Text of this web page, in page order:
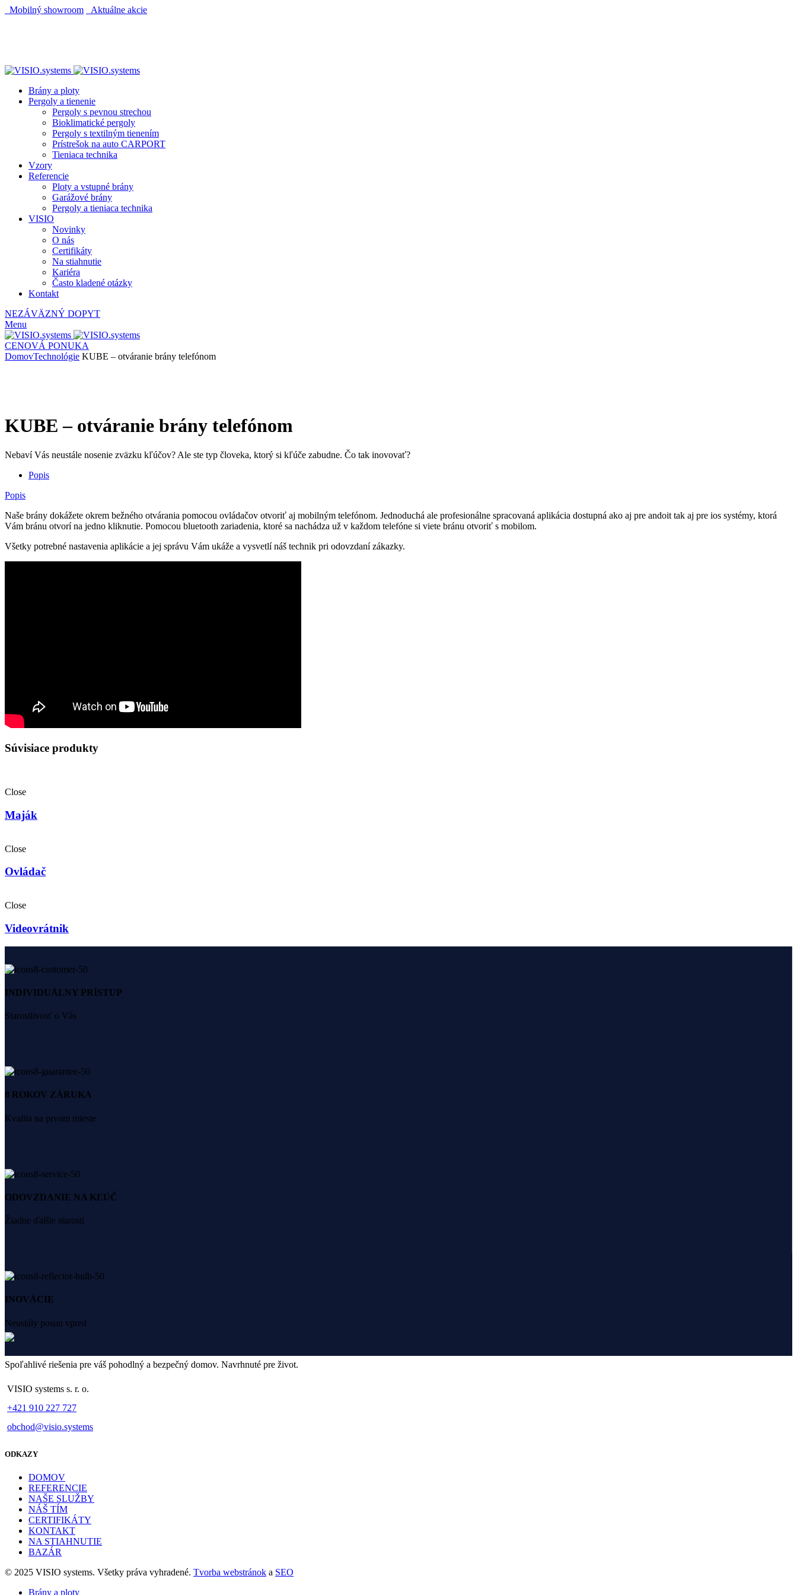
Mobilný showroom
Aktuálne akcie
Brány a ploty
Pergoly a tienenie
Pergoly s pevnou strechou
Bioklimatické pergoly
Pergoly s textilným tienením
Prístrešok na auto CARPORT
Tieniaca technika
Vzory
Referencie
Ploty a vstupné brány
Garážové brány
Pergoly a tieniaca technika
VISIO
Novinky
O nás
Certifikáty
Na stiahnutie
Kariéra
Často kladené otázky
Kontakt
NEZÁVÄZNÝ DOPYT
Menu
CENOVÁ PONUKA
DomovTechnológie KUBE – otváranie brány telefónom
KUBE – otváranie brány telefónom
Nebaví Vás neustále nosenie zväzku kľúčov? Ale ste typ človeka, ktorý si kľúče zabudne. Čo tak inovovať?
Popis
Popis
Naše brány dokážete okrem bežného otvárania pomocou ovládačov otvoriť aj mobilným telefónom. Jednoduchá ale profesionálne spracovaná aplikácia dostupná ako aj pre andoit tak aj pre ios systémy, ktorá
Vám bránu otvorí na jedno kliknutie. Pomocou bluetooth zariadenia, ktoré sa nachádza už v každom telefóne si viete bránu otvoriť s mobilom.
Všetky potrebné nastavenia aplikácie a jej správu Vám ukáže a vysvetlí náš technik pri odovzdaní zákazky.
Súvisiace produkty
Close
Maják
Close
Ovládač
Close
Videovrátnik
INDIVIDUÁLNY PRÍSTUP
Starostlivosť o Vás
8 ROKOV ZÁRUKA
Kvalita na prvom mieste
ODOVZDANIE NA KĽÚČ
Žiadne ďalšie starosti
INOVÁCIE
Neustály posun vpred
Spoľahlivé riešenia pre váš pohodlný a bezpečný domov. Navrhnuté pre život.
VISIO systems s. r. o.
+421 910 227 727
obchod@visio.systems
ODKAZY
DOMOV
REFERENCIE
NAŠE SLUŽBY
NÁŠ TÍM
CERTIFIKÁTY
KONTAKT
NA STIAHNUTIE
BAZÁR
© 2025 VISIO systems. Všetky práva vyhradené. Tvorba webstránok a SEO
Brány a ploty